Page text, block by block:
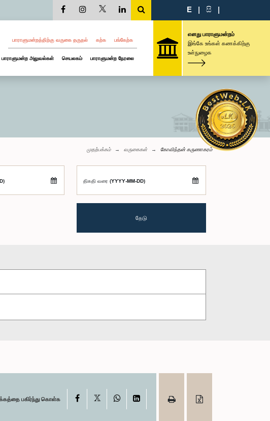
E | සි |
பாராளுமன்றத்திற்கு வருகை தருதல் கற்க பங்கேற்க
பாராளுமன்ற அலுவல்கள் செயலகம் பாராளுமன்ற நேரலை
எனது பாராளுமன்றம்
இங்கே உங்கள் கணக்கிற்கு
உள்நுழைக
முதற்பக்கம் வருகைகள் கோவிந்தன் கருணாகரம்
திகதி வரை (YYYY-MM-DD)
தேடு
பகிர்ந்து கொள்க Facebook WhatsAppLinkedIn